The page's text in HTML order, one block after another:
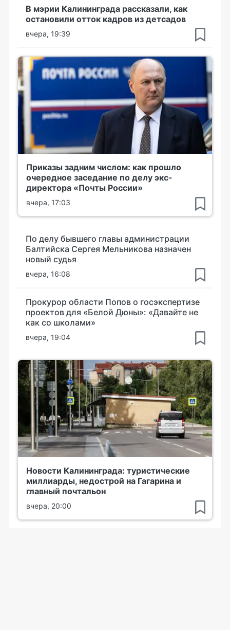
В мэрии Калининграда рассказали, как
остановили отток кадров из детсадов
вчера, 19:39
Приказы задним числом: как прошло
очередное заседание по делу экс-
директора «Почты России»
вчера, 17:03
По делу бывшего главы администрации
Балтийска Сергея Мельникова назначен
новый судья
вчера, 16:08
Прокурор области Попов о госэкспертизе
проектов для «Белой Дюны»: «Давайте не
как со школами»
вчера, 19:04
Новости Калининграда: туристические
миллиарды, недострой на Гагарина и
главный почтальон
вчера, 20:00